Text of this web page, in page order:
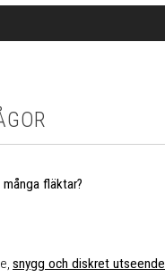
fläktar?
snygg och diskret utseende